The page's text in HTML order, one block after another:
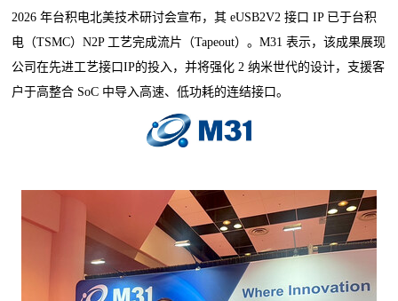
2026 年台积电北美技术研讨会宣布，其 eUSB2V2 接口 IP 已于台积
电（TSMC）N2P 工艺完成流片（Tapeout）。M31 表示，该成果展现
公司在先进工艺接口IP的投入，并将强化 2 纳米世代的设计，支援客
户于高整合 SoC 中导入高速、低功耗的连结接口。